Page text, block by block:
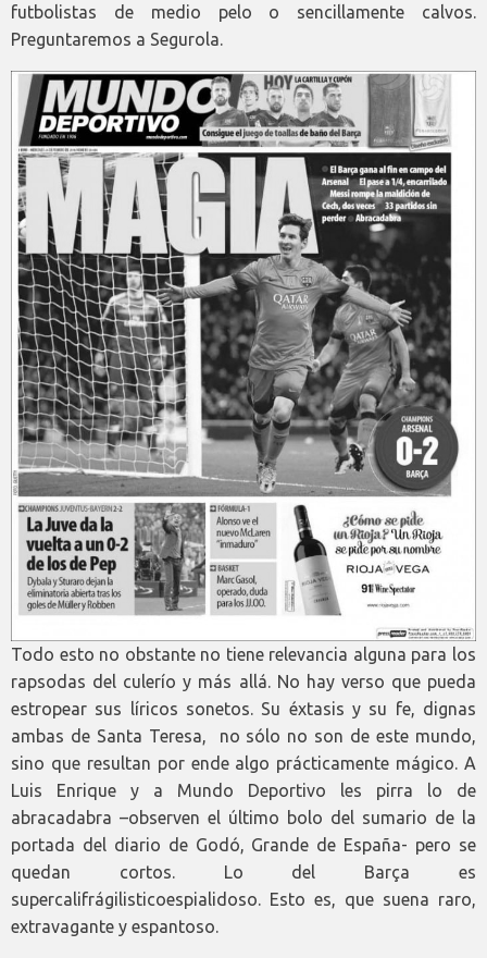
futbolistas de medio pelo o sencillamente calvos.
Preguntaremos a Segurola.
Todo esto no obstante no tiene relevancia alguna para los
rapsodas del culerío y más allá. No hay verso que pueda
estropear sus líricos sonetos. Su éxtasis y su fe, dignas
ambas de Santa Teresa, no sólo no son de este mundo,
sino que resultan por ende algo prácticamente mágico. A
Luis Enrique y a Mundo Deportivo les pirra lo de
abracadabra –observen el último bolo del sumario de la
portada del diario de Godó, Grande de España- pero se
quedan cortos. Lo del Barça es
supercalifrágilisticoespialidoso. Esto es, que suena raro,
extravagante y espantoso.